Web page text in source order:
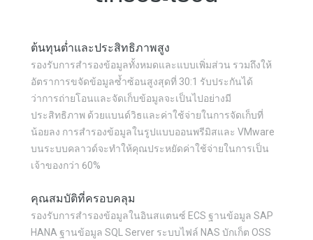
ต้นทุนต่ำและประสิทธิภาพสูง
รองรับการสำรองข้อมูลทั้งหมดและแบบเพิ่มส่วน รวมถึงให้
อัตราการขจัดข้อมูลซ้ำซ้อนสูงสุดที่ 30:1 รับประกันได้
ว่าการถ่ายโอนและจัดเก็บข้อมูลจะเป็นไปอย่างมี
ประสิทธิภาพ ด้วยแบนด์วิธและค่าใช้จ่ายในการจัดเก็บที่
น้อยลง การสำรองข้อมูลในรูปแบบออนพรีมิสและ VMware
บนระบบคลาวด์จะทำให้คุณประหยัดค่าใช้จ่ายในการเป็น
เจ้าของกว่า 60%
คุณสมบัติที่ครอบคลุม
รองรับการสำรองข้อมูลในอินสแตนซ์ ECS ฐานข้อมูล SAP
HANA ฐานข้อมูล SQL Server ระบบไฟล์ NAS บักเก็ต OSS